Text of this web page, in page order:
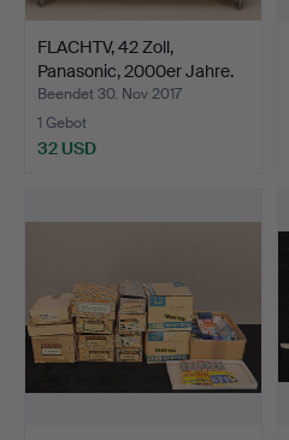
FLACHTV, 42 Zoll,
Panasonic, 2000er Jahre.
Beendet 30. Nov 2017
1 Gebot
32 USD